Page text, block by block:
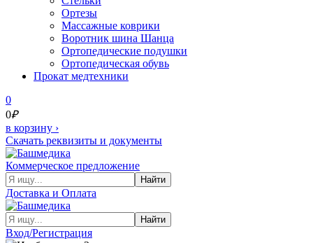
Ортезы
Массажные коврики
Воротник шина Шанца
Ортопедические подушки
Ортопедическая обувь
Прокат медтехники
0
0₽
в корзину ›
Скачать реквизиты и документы
Коммерческое предложение
Найти
Доставка и Оплата
Найти
Вход/Регистрация